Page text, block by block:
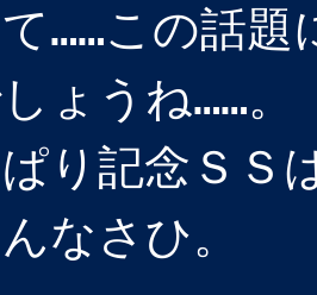
……この話題
ょうね……。
り記念ＳＳ
なさひ。